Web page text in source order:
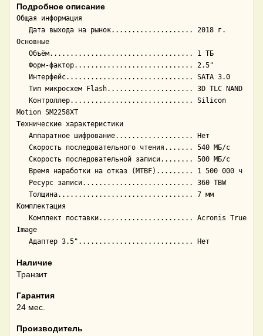
Подробное описание
Общая информация
Основные
Motion SM2258XT
Технические характеристики
Комплектация
Image
Наличие
Транзит
Гарантия
24 мес.
Производитель